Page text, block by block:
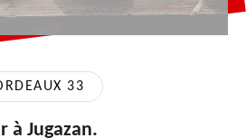
33
à Jugazan.